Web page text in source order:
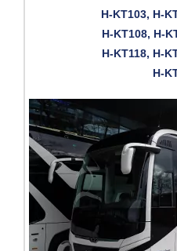
H-KT103, H-
H-KT108, H-
H-KT118, H-
H-